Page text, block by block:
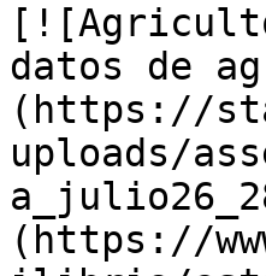
datos de
(https://
uploads/
(https://